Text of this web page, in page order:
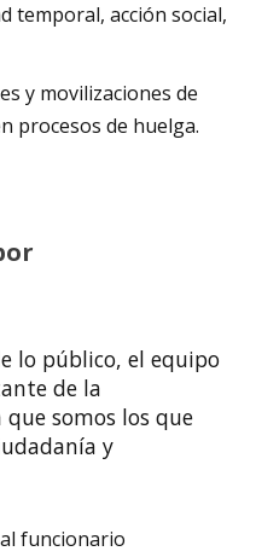
temporal, acción social,
y movilizaciones de
procesos de huelga.
lo público, el equipo
de la
somos los que
y
funcionario